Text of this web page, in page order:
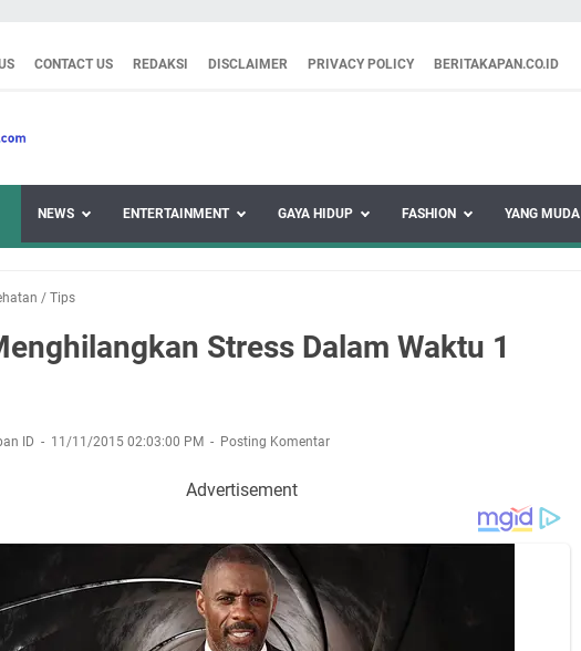
CONTACT US REDAKSI DISCLAIMER PRIVACY POLICY BERITAKAPAN.CO.ID
NEWS ENTERTAINMENT GAYA HIDUP FASHION YANG MUDA
/ Tips
Stress Dalam Waktu 1
ID 11/11/2015 02:03:00 PM Posting Komentar
Advertisement